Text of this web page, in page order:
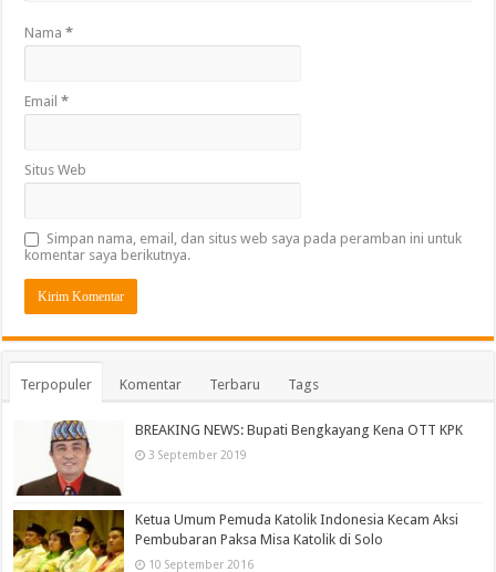
Nama*
Email*
Situs Web
Simpan nama, email, dan situs web saya pada peramban ini untuk
komentar saya berikutnya.
Terpopuler Komentar Terbaru Tags
BREAKING NEWS: Bupati Bengkayang Kena OTT KPK
3 September 2019
Ketua Umum Pemuda Katolik Indonesia Kecam Aksi
Pembubaran Paksa Misa Katolik di Solo
10 September 2016